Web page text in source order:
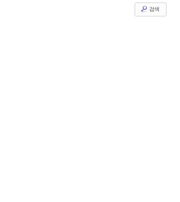
검색